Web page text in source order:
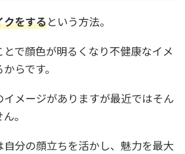
クをするという方法。
とで顔色が明るくなり不健康なイメ
らです。
イメージがありますが最近ではそん
。
自分の顔立ちを活かし、魅力を最大